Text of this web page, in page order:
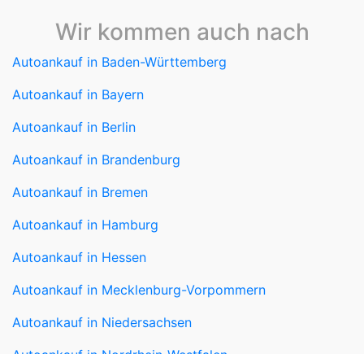
Wir kommen auch nach
Autoankauf in Baden-Württemberg
Autoankauf in Bayern
Autoankauf in Berlin
Autoankauf in Brandenburg
Autoankauf in Bremen
Autoankauf in Hamburg
Autoankauf in Hessen
Autoankauf in Mecklenburg-Vorpommern
Autoankauf in Niedersachsen